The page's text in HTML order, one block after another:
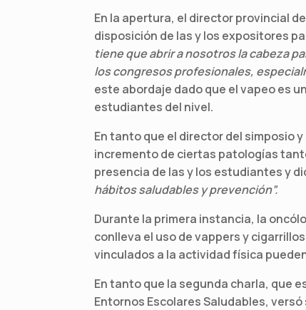
En la apertura, el director provincial
disposición de las y los expositores
tiene que abrir a nosotros la cabeza
los congresos profesionales,
este abordaje dado que el vapeo es
estudiantes del nivel.
En tanto que el director del simposio
incremento de ciertas patologías
presencia de las y los estudiantes y
hábitos saludables y prevención”.
Durante la primera instancia, la
conlleva el uso de vappers y
vinculados a la actividad física
En tanto que la segunda charla, que
Entornos Escolares Saludables,